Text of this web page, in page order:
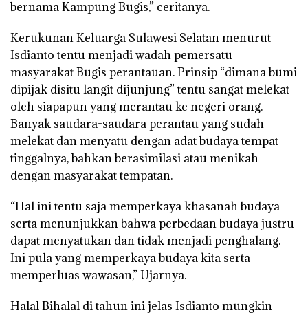
bernama Kampung Bugis,” ceritanya.
Kerukunan Keluarga Sulawesi Selatan menurut
Isdianto tentu menjadi wadah pemersatu
masyarakat Bugis perantauan. Prinsip “dimana bumi
dipijak disitu langit dijunjung” tentu sangat melekat
oleh siapapun yang merantau ke negeri orang.
Banyak saudara-saudara perantau yang sudah
melekat dan menyatu dengan adat budaya tempat
tinggalnya, bahkan berasimilasi atau menikah
dengan masyarakat tempatan.
“Hal ini tentu saja memperkaya khasanah budaya
serta menunjukkan bahwa perbedaan budaya justru
dapat menyatukan dan tidak menjadi penghalang.
Ini pula yang memperkaya budaya kita serta
memperluas wawasan,” Ujarnya.
Halal Bihalal di tahun ini jelas Isdianto mungkin